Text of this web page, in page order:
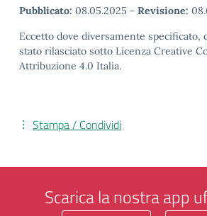
Pubblicato: 08.05.2025 - Revisione:
Eccetto dove diversamente specificato,
stato rilasciato sotto Licenza Creative
Attribuzione 4.0 Italia.
Stampa / Condividi
Scarica la nostra app